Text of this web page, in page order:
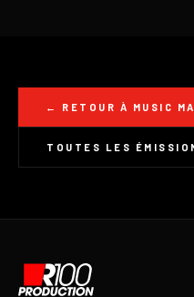
← RETOUR À MUSIC
TOUTES LES